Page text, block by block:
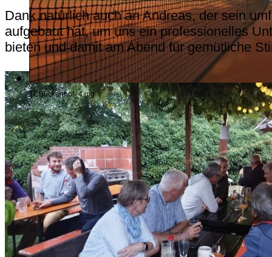
TCBuckenhof_4.jpg
Dank natürlich auch an Andreas, der sein
aufgebaut hat, um uns ein professionelles
bieten und damit am Abend für gemütliche